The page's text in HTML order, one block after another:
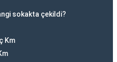
sokakta çekildi?
Km